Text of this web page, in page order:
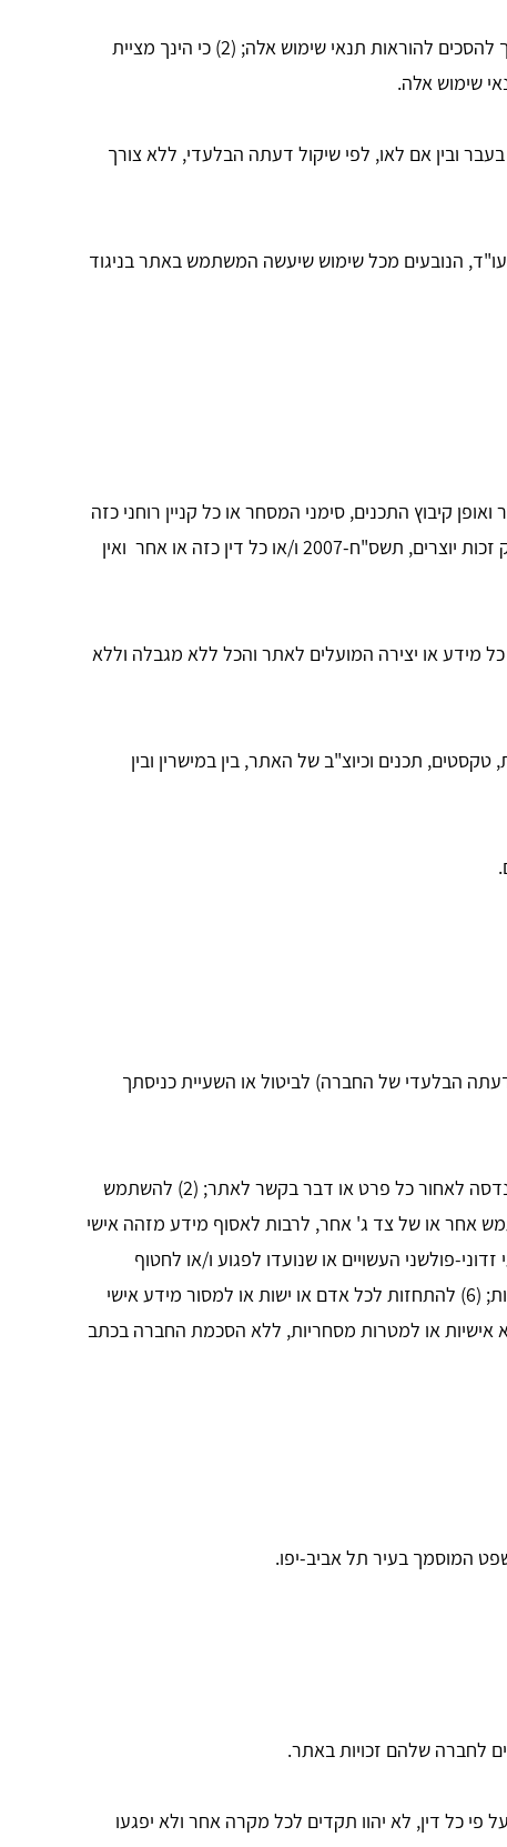
הנך מצהיר כי בכל זמן במהלך שימושך באתר: (1) אין לך מניעות משפטית או כל התחייבות כזו או אחרת אשר מונעת ממך להסכים להוראות תנאי שימוש אלה; (2) כי הינך מציית
ובין אם לאו, לפי שיקול דעתה הבלעדי, ללא צורך
הנובעים מכל שימוש שיעשה המשתמש באתר בניגוד
קיבוץ התכנים, סימני המסחר או כל קניין רוחני כזה
או אחר (להלן: "קניין רוחני") והם כפופים לזכויות יוצרים וזכויות קניין רוחני אחרות בהתאם לדיני מדינת ישראל, לרבות חוק זכות יוצרים, תשס"ח-2007 ו/או כל דין כזה או אחר ואין
מידע או יצירה המועלים לאתר והכל ללא מגבלה וללא
תכנים וכיוצ"ב של האתר, בין במישרין ובין
הבלעדי של החברה) לביטול או השעיית כניסתך
מבלי לגרוע מהאמור לעיל, אינך רשאי, בעצמך או באמצעות מי מטעמך: (1) להעתיק, לשנות, להתאים, לתרגם, לבצע הנדסה לאחור כל פרט או דבר בקשר לאתר; (2) להשתמש
או זכויות אחרות של משתמש אחר או של צד ג' אחר, לרבות לאסוף מידע מזהה אישי
(4) להטמין באתר כל תוכנה ו/או אמצעי זדוני-פולשני העשויים או שנועדו לפגוע ו/או לחטוף
פעילות כל חומרה, תוכנה, או ציוד תקשורת; (5) למכור, לתת רישיון או לנצל לכל מטרה מסחרית כל שימוש או גישה לשירות; (6) להתחזות לכל אדם או ישות או למסור מידע אישי
מוסרית או אסורה; (8) להשתמש בשירות למטרות לא אישיות או למטרות מסחריות, ללא הסכמת החברה בכתב
המוסמך בעיר תל אביב-יפו.
לחברה שלהם זכויות באתר.
פי כל דין, לא יהוו תקדים לכל מקרה אחר ולא יפגעו